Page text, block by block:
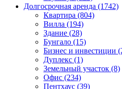
Долгосрочная аренда (1742)
Квартира (804)
Вилла (194)
Здание (28)
Бунгало (15)
Бизнес и инвестиции
Дуплекс (1)
Земельный участок (8)
Офис (234)
Пентхаус (39)